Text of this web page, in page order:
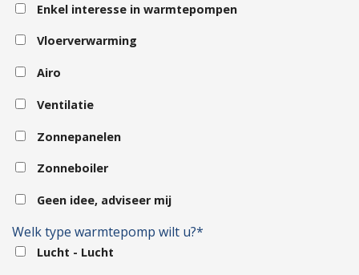
Enkel interesse in warmtepompen
Vloerverwarming
Airo
Ventilatie
Zonnepanelen
Zonneboiler
Geen idee, adviseer mij
Welk type warmtepomp wilt u?*
Lucht - Lucht